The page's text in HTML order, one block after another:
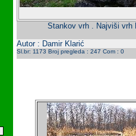
Stankov vrh . Najviši vrh
Autor : Damir Klarić
Sl.br: 1173 Broj pregleda : 247 Com : 0